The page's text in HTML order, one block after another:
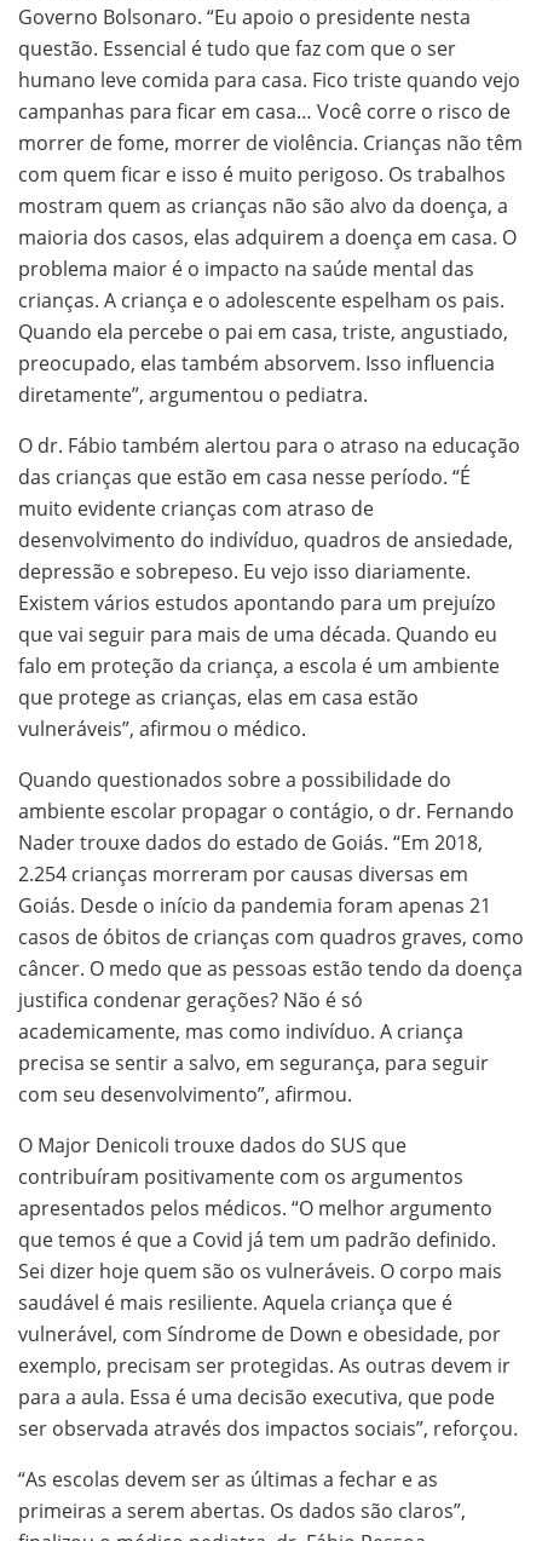
Governo Bolsonaro. “Eu apoio o presidente nesta
questão. Essencial é tudo que faz com que o ser
humano leve comida para casa. Fico triste quando vejo
campanhas para ficar em casa… Você corre o risco de
morrer de fome, morrer de violência. Crianças não têm
com quem ficar e isso é muito perigoso. Os trabalhos
mostram quem as crianças não são alvo da doença, a
maioria dos casos, elas adquirem a doença em casa. O
problema maior é o impacto na saúde mental das
crianças. A criança e o adolescente espelham os pais.
Quando ela percebe o pai em casa, triste, angustiado,
preocupado, elas também absorvem. Isso influencia
diretamente”, argumentou o pediatra.
O dr. Fábio também alertou para o atraso na educação
das crianças que estão em casa nesse período. “É
muito evidente crianças com atraso de
desenvolvimento do indivíduo, quadros de ansiedade,
depressão e sobrepeso. Eu vejo isso diariamente.
Existem vários estudos apontando para um prejuízo
que vai seguir para mais de uma década. Quando eu
falo em proteção da criança, a escola é um ambiente
que protege as crianças, elas em casa estão
vulneráveis”, afirmou o médico.
Quando questionados sobre a possibilidade do
ambiente escolar propagar o contágio, o dr. Fernando
Nader trouxe dados do estado de Goiás. “Em 2018,
2.254 crianças morreram por causas diversas em
Goiás. Desde o início da pandemia foram apenas 21
casos de óbitos de crianças com quadros graves, como
câncer. O medo que as pessoas estão tendo da doença
justifica condenar gerações? Não é só
academicamente, mas como indivíduo. A criança
precisa se sentir a salvo, em segurança, para seguir
com seu desenvolvimento”, afirmou.
O Major Denicoli trouxe dados do SUS que
contribuíram positivamente com os argumentos
apresentados pelos médicos. “O melhor argumento
que temos é que a Covid já tem um padrão definido.
Sei dizer hoje quem são os vulneráveis. O corpo mais
saudável é mais resiliente. Aquela criança que é
vulnerável, com Síndrome de Down e obesidade, por
exemplo, precisam ser protegidas. As outras devem ir
para a aula. Essa é uma decisão executiva, que pode
ser observada através dos impactos sociais”, reforçou.
“As escolas devem ser as últimas a fechar e as
primeiras a serem abertas. Os dados são claros”,